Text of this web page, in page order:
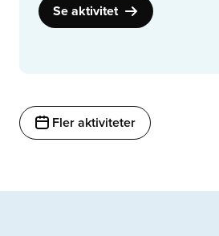
Se aktivitet
Fler aktiviteter